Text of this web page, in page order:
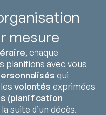
mesure
, chaque
planifions avec vous
qui
volontés exprimées
(planification
suite d’un décès.